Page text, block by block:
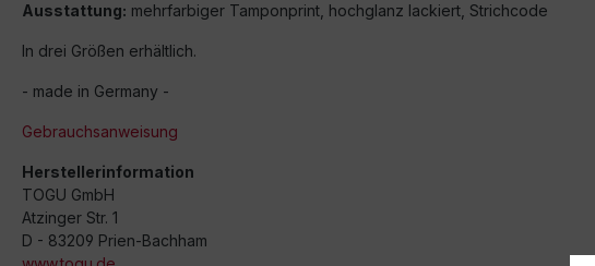
Ausstattung: mehrfarbiger Tamponprint, hochglanz lackiert, Strichcode
In drei Größen erhältlich.
- made in Germany -
Gebrauchsanweisung
Herstellerinformation
TOGU GmbH
Atzinger Str. 1
D - 83209 Prien-Bachham